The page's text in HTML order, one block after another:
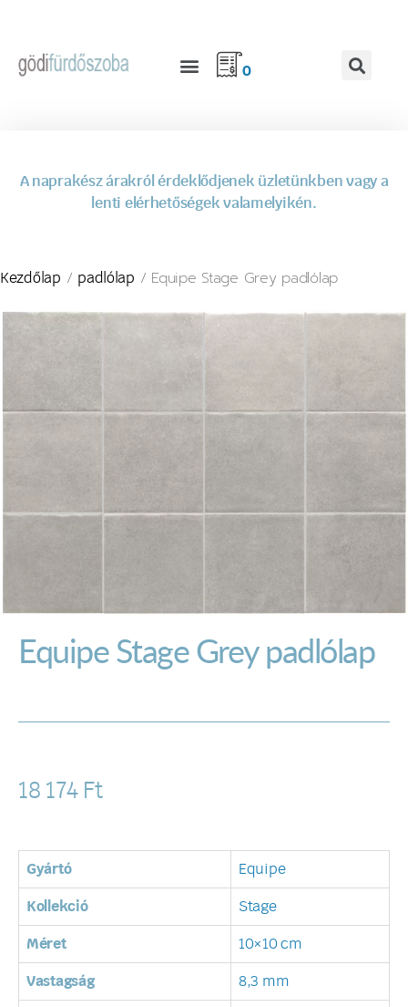
0
A naprakész árakról érdeklődjenek üzletünkben vagy a
lenti elérhetőségek valamelyikén.
Kezdőlap / padlólap / Equipe Stage Grey padlólap
Equipe Stage Grey padlólap
18 174 Ft
Gyártó Equipe
Kollekció Stage
Méret 10×10 cm
Vastagság 8,3 mm